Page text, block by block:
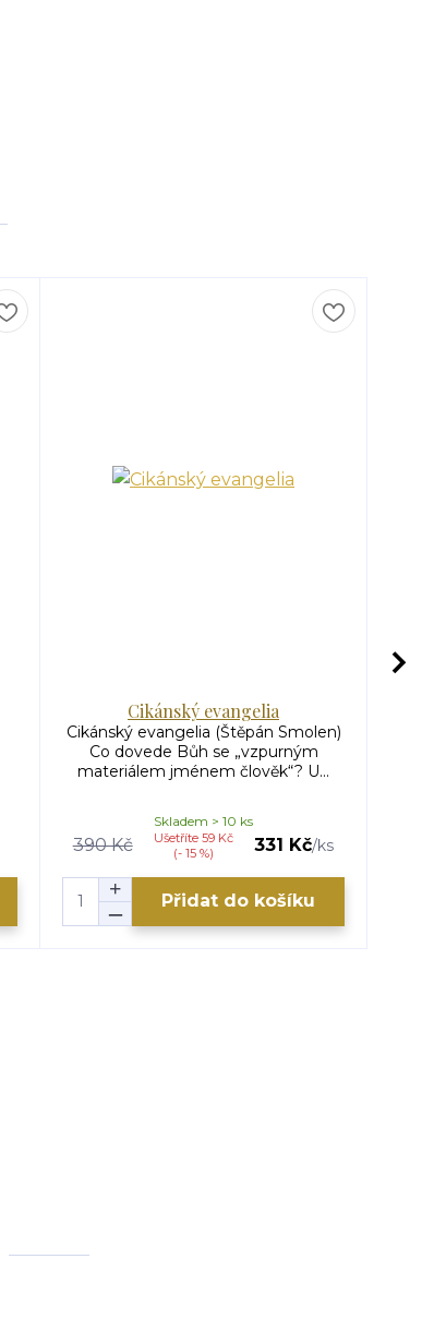
Cikánský evangelia
Cikánský evangelia (Štěpán Smolen)
Co dovede Bůh se „vzpurným
materiálem jménem člověk“? U...
390 Kč
Ušetříte 59 Kč
(- 15 %)
331 Kč/ks
Skladem > 10 ks
Přidat do košíku